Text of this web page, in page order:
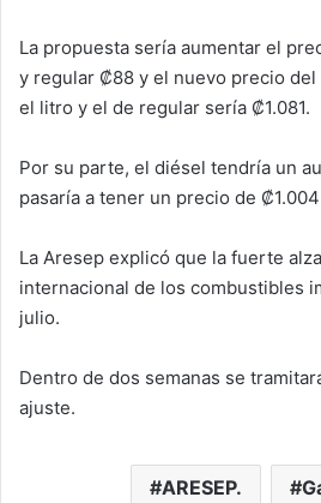
La propuesta sería aumentar el
y regular ₡88 y el nuevo precio del
el litro y el de regular sería ₡1.081.
Por su parte, el diésel tendría un
pasaría a tener un precio de
La Aresep explicó que la fuerte
internacional de los combustibles
julio.
Dentro de dos semanas se
ajuste.
ARESEP.